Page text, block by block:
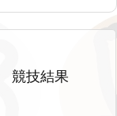
競技結果